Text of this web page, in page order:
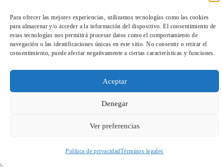
Para ofrecer las mejores experiencias, utilizamos tecnologías como las cookies
para almacenar y/o acceder a la información del dispositivo. El consentimiento de
estas tecnologías nos permitirá procesar datos como el comportamiento de
navegación o las identificaciones únicas en este sitio. No consentir o retirar el
consentimiento, puede afectar negativamente a ciertas características y funciones.
Aceptar
Denegar
Ver preferencias
Política de privacidadTérminos legales
TeleEntradas
Suscríbete a